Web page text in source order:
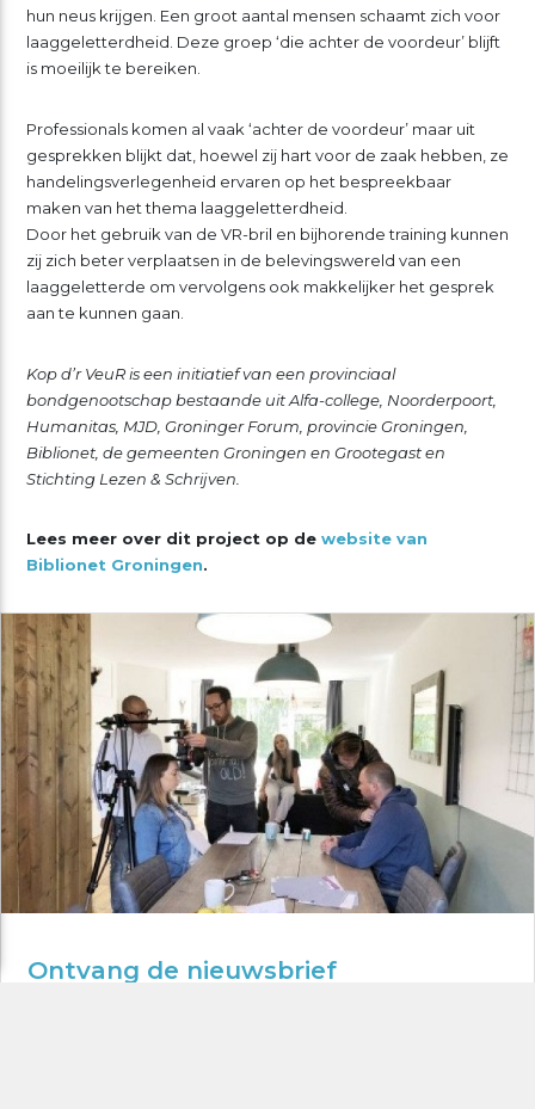
hun neus krijgen. Een groot aantal mensen schaamt zich voor
laaggeletterdheid. Deze groep ‘die achter de voordeur’ blijft
is moeilijk te bereiken.
Professionals komen al vaak ‘achter de voordeur’ maar uit
gesprekken blijkt dat, hoewel zij hart voor de zaak hebben, ze
handelingsverlegenheid ervaren op het bespreekbaar
maken van het thema laaggeletterdheid.
Door het gebruik van de VR-bril en bijhorende training kunnen
zij zich beter verplaatsen in de belevingswereld van een
laaggeletterde om vervolgens ook makkelijker het gesprek
aan te kunnen gaan.
Kop d’r VeuR is een initiatief van een provinciaal
bondgenootschap bestaande uit Alfa-college, Noorderpoort,
Humanitas, MJD, Groninger Forum, provincie Groningen,
Biblionet, de gemeenten Groningen en Grootegast en
Stichting Lezen & Schrijven.
Lees meer over dit project op de website van
Biblionet Groningen.
Ontvang de nieuwsbrief